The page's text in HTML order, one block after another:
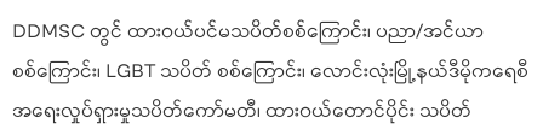
DDMSC တွင် ထားဝယ်ပင်မသပိတ်စစ်ကြောင်း၊ ပညာ/အင်ယာ
စစ်ကြောင်း၊ LGBT သပိတ်‌ စစ်ကြောင်း၊ လောင်းလုံးမြို့နယ်ဒီမိုကရေစီ
အရေးလှုပ်ရှားမှုသပိတ်ကော်မတီ၊ ထားဝယ်တောင်ပိုင်း သပိတ်